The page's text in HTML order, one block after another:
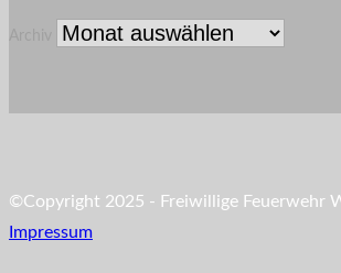
©Copyright 2025 - Freiwillige Feuerwehr
Impressum